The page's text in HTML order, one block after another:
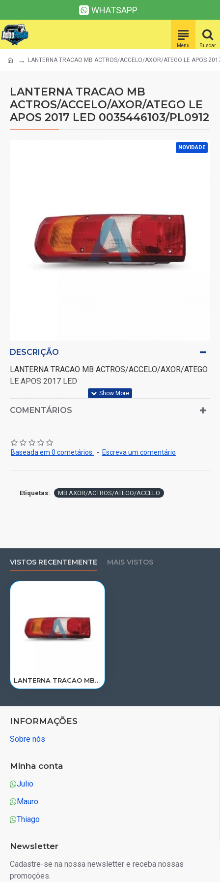
WHATSAPP
LANTERNA TRACAO MB ACTROS/ACCELO/AXOR/ATEGO LE APOS
LANTERNA TRACAO MB
ACTROS/ACCELO/AXOR/ATEGO LE
APOS 2017 LED 0035446103/PL0912
NOVIDADE
DESCRIÇÃO
LANTERNA TRACAO MB ACTROS/ACCELO/AXOR/ATEGO
LE APOS 2017 LED
COMENTÁRIOS
Baseada em 0 cometários. - Escreva um comentário
Etiquetas: MB AXOR/ACTROS/ATEGO/ACCELO
VISTOS RECENTEMENTE MAIS VISTOS
LANTERNA TRACAO MB ACTROS/ACCELO/AXOR/ATEGO LE APOS 2017 LED 0035446103/PL0912
INFORMAÇÕES
Sobre nós
Minha conta
Julio
Mauro
Thiago
Newsletter
Cadastre-se na nossa newsletter e receba nossas
promoções.